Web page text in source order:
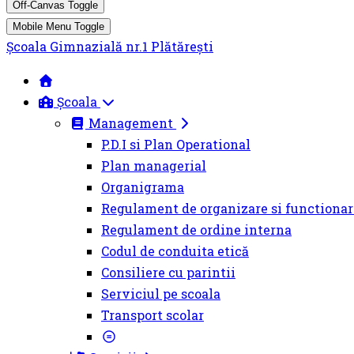
Off-Canvas Toggle
Mobile Menu Toggle
Şcoala Gimnazială nr.1 Plătărești
Școala
Management
P.D.I si Plan Operational
Plan managerial
Organigrama
Regulament de organizare si
Regulament de ordine interna
Codul de conduita etică
Consiliere cu parintii
Serviciul pe scoala
Transport scolar